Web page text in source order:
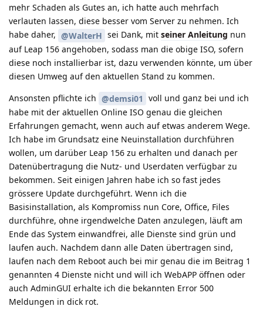
mehr Schaden als Gutes an, ich hatte auch mehrfach
verlauten lassen, diese besser vom Server zu nehmen. Ich
habe daher, @WalterH sei Dank, mit seiner Anleitung nun
auf Leap 156 angehoben, sodass man die obige ISO, sofern
diese noch installierbar ist, dazu verwenden könnte, um über
diesen Umweg auf den aktuellen Stand zu kommen.
Ansonsten pflichte ich @demsi01 voll und ganz bei und ich
habe mit der aktuellen Online ISO genau die gleichen
Erfahrungen gemacht, wenn auch auf etwas anderem Wege.
Ich habe im Grundsatz eine Neuinstallation durchführen
wollen, um darüber Leap 156 zu erhalten und danach per
Datenübertragung die Nutz- und Userdaten verfügbar zu
bekommen. Seit einigen Jahren habe ich so fast jedes
grössere Update durchgeführt. Wenn ich die
Basisinstallation, als Kompromiss nun Core, Office, Files
durchführe, ohne irgendwelche Daten anzulegen, läuft am
Ende das System einwandfrei, alle Dienste sind grün und
laufen auch. Nachdem dann alle Daten übertragen sind,
laufen nach dem Reboot auch bei mir genau die im Beitrag 1
genannten 4 Dienste nicht und will ich WebAPP öffnen oder
auch AdminGUI erhalte ich die bekannten Error 500
Meldungen in dick rot.